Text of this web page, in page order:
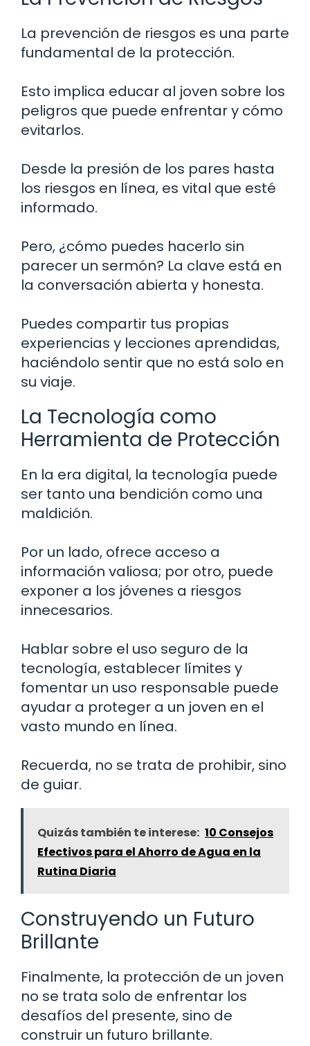
La prevención de riesgos es una parte
fundamental de la protección.
Esto implica educar al joven sobre los
peligros que puede enfrentar y cómo
evitarlos.
Desde la presión de los pares hasta
los riesgos en línea, es vital que esté
informado.
Pero, ¿cómo puedes hacerlo sin
parecer un sermón? La clave está en
la conversación abierta y honesta.
Puedes compartir tus propias
experiencias y lecciones aprendidas,
haciéndolo sentir que no está solo en
su viaje.
La Tecnología como
Herramienta de Protección
En la era digital, la tecnología puede
ser tanto una bendición como una
maldición.
Por un lado, ofrece acceso a
información valiosa; por otro, puede
exponer a los jóvenes a riesgos
innecesarios.
Hablar sobre el uso seguro de la
tecnología, establecer límites y
fomentar un uso responsable puede
ayudar a proteger a un joven en el
vasto mundo en línea.
Recuerda, no se trata de prohibir, sino
de guiar.
Quizás también te interese: 10 Consejos
Efectivos para el Ahorro de Agua en la
Rutina Diaria
Construyendo un Futuro
Brillante
Finalmente, la protección de un joven
no se trata solo de enfrentar los
desafíos del presente, sino de
construir un futuro brillante.